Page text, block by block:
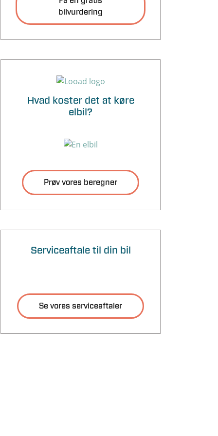
bilvurdering
Hvad koster det at køre
elbil?
Prøv vores beregner
Serviceaftale til din bil
Se vores serviceaftaler